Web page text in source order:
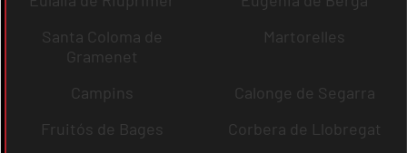
Santa Coloma de
Gramenet
Martorelles
Campins
Calonge de Segarra
Fruitós de Bages
Corbera de Llobregat